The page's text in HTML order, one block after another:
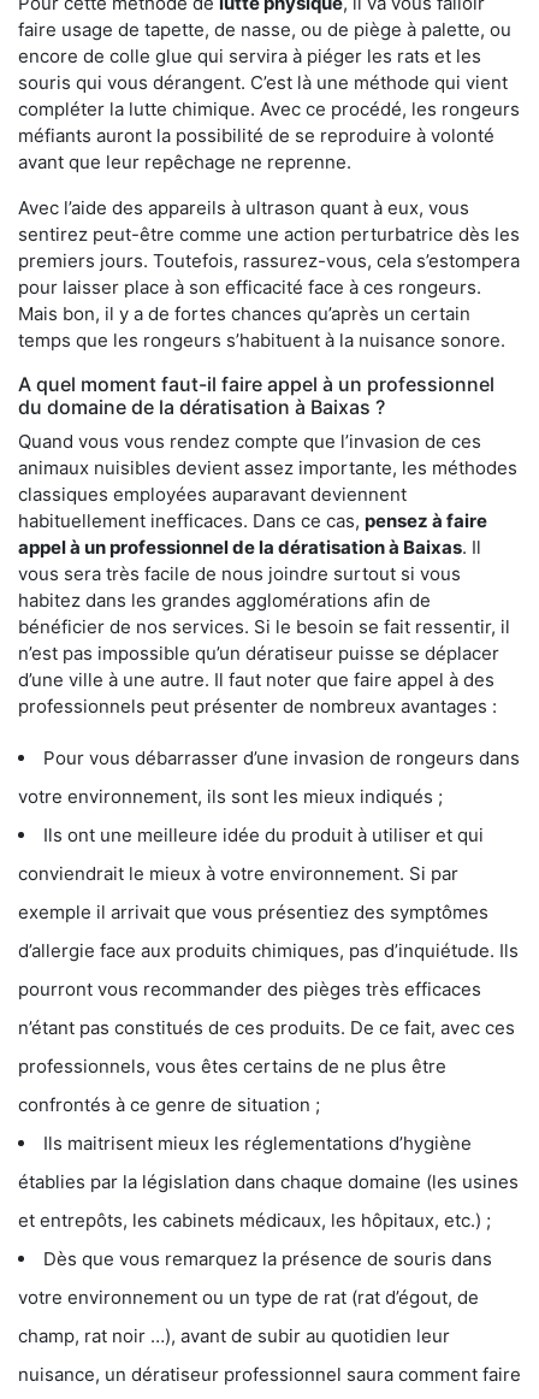
faire usage de tapette, de nasse, ou de piège à palette, ou
encore de colle glue qui servira à piéger les rats et les
souris qui vous dérangent. C’est là une méthode qui vient
compléter la lutte chimique. Avec ce procédé, les rongeurs
méfiants auront la possibilité de se reproduire à volonté
avant que leur repêchage ne reprenne.
Avec l’aide des appareils à ultrason quant à eux, vous
sentirez peut-être comme une action perturbatrice dès les
premiers jours. Toutefois, rassurez-vous, cela s’estompera
pour laisser place à son efficacité face à ces rongeurs.
Mais bon, il y a de fortes chances qu’après un certain
temps que les rongeurs s’habituent à la nuisance sonore.
A quel moment faut-il faire appel à un professionnel
du domaine de la dératisation à Baixas ?
Quand vous vous rendez compte que l’invasion de ces
animaux nuisibles devient assez importante, les méthodes
classiques employées auparavant deviennent
habituellement inefficaces. Dans ce cas, pensez à faire
appel à un professionnel de la dératisation à Baixas. Il
vous sera très facile de nous joindre surtout si vous
habitez dans les grandes agglomérations afin de
bénéficier de nos services. Si le besoin se fait ressentir, il
n’est pas impossible qu’un dératiseur puisse se déplacer
d’une ville à une autre. Il faut noter que faire appel à des
professionnels peut présenter de nombreux avantages :
Pour vous débarrasser d’une invasion de rongeurs dans
votre environnement, ils sont les mieux indiqués ;
Ils ont une meilleure idée du produit à utiliser et qui
conviendrait le mieux à votre environnement. Si par
exemple il arrivait que vous présentiez des symptômes
d’allergie face aux produits chimiques, pas d’inquiétude. Ils
pourront vous recommander des pièges très efficaces
n’étant pas constitués de ces produits. De ce fait, avec ces
professionnels, vous êtes certains de ne plus être
confrontés à ce genre de situation ;
Ils maitrisent mieux les réglementations d’hygiène
établies par la législation dans chaque domaine (les usines
et entrepôts, les cabinets médicaux, les hôpitaux, etc.) ;
Dès que vous remarquez la présence de souris dans
votre environnement ou un type de rat (rat d’égout, de
champ, rat noir …), avant de subir au quotidien leur
nuisance, un dératiseur professionnel saura comment faire